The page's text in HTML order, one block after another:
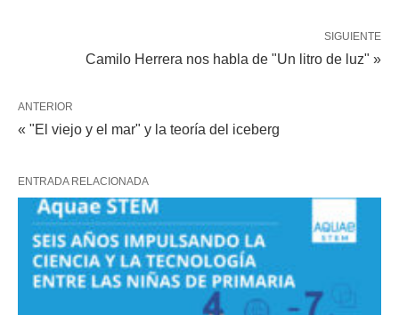
SIGUIENTE
Camilo Herrera nos habla de "Un litro de luz" »
ANTERIOR
« "El viejo y el mar" y la teoría del iceberg
ENTRADA RELACIONADA